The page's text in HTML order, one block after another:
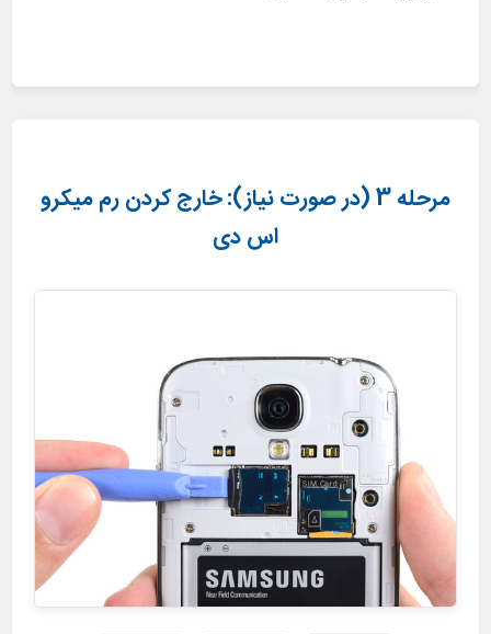
مرحله 3 (در صورت نیاز): خارج کردن رم میکرو
اس دی